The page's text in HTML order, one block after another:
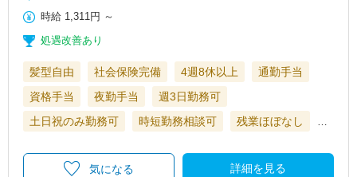
時給 1,311円 ～
処遇改善あり
髪型自由 社会保険完備 4週8休以上
通勤手当
資格手当
夜勤手当
週3日勤務可
土日祝のみ勤務可
時短勤務相談可 残業ほぼなし …
詳細を見る
気になる